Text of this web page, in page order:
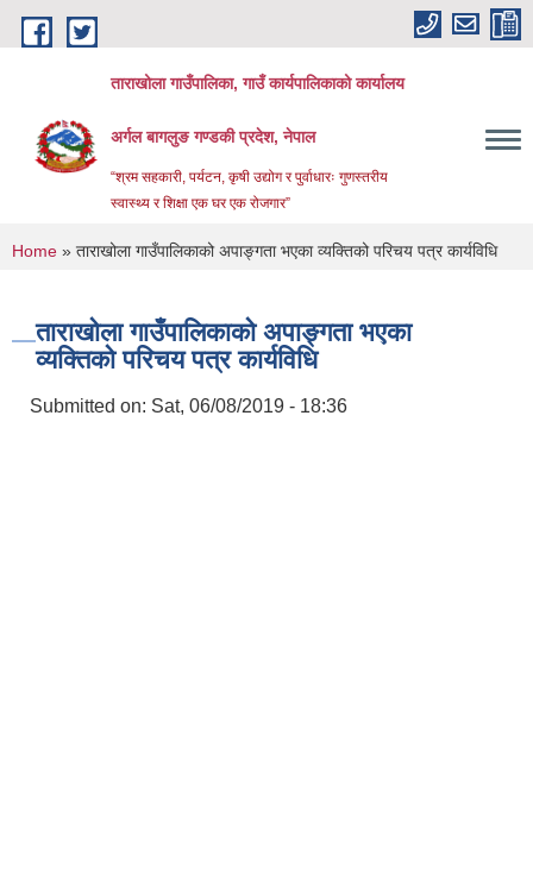
Skip to main content
ताराखोला गाउँपालिका, गाउँ कार्यपालिकाको कार्यालय
अर्गल बागलुङ गण्डकी प्रदेश, नेपाल
“श्रम सहकारी, पर्यटन, कृषी उद्योग र पुर्वाधारः गुणस्तरीय
स्वास्थ्य र शिक्षा एक घर एक रोजगार”
You are here
Home » ताराखोला गाउँपालिकाको अपाङ्गता भएका व्यक्तिको परिचय पत्र कार्यविधि
ताराखोला गाउँपालिकाको अपाङ्गता भएका
व्यक्तिको परिचय पत्र कार्यविधि
Submitted on: Sat, 06/08/2019 - 18:36